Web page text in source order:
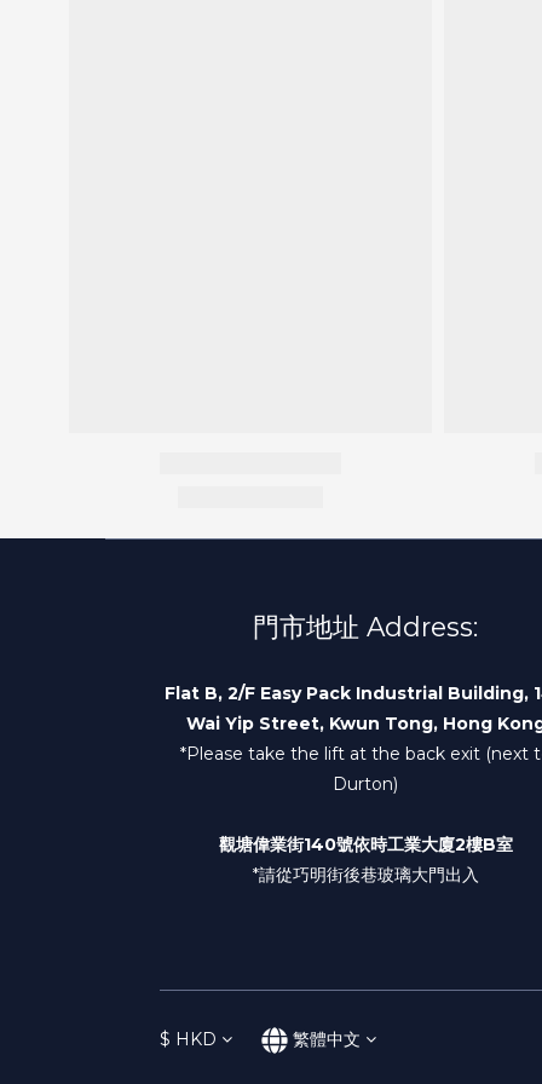
門市地址 Address:
Flat B, 2/F Easy Pack Industrial Building,
Wai Yip Street, Kwun Tong, Hong
*Please take the lift at the back exit (next
Durton)
觀塘偉業街140號依時工業大廈2樓B室
*請從巧明街後巷玻璃大門出入
$ HKD 繁體中文